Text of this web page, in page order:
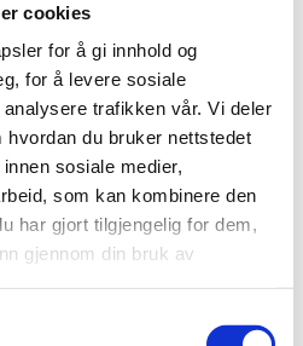
cookies
for å gi innhold og
for å levere sosiale
trafikken vår. Vi deler
du bruker nettstedet
sosiale medier,
som kan kombinere den
har gjort tilgjengelig for dem,
gjennom din bruk av
og